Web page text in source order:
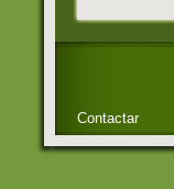
Contactar